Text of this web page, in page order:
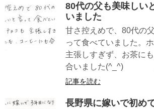
80代の父も美味しい
いました
甘さ控えめで、80代の
って食べていました。
主張しすぎず、お茶に
合いました(^_^)
記事を読む
長野県に嫁いで初め